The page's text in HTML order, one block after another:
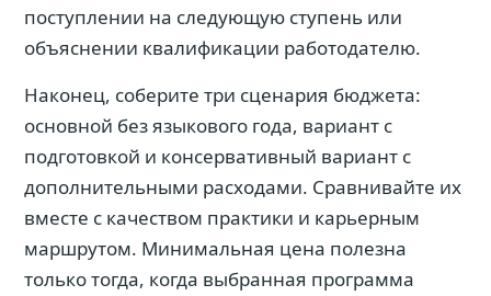
поступлении на следующую ступень или
объяснении квалификации работодателю.
Наконец, соберите три сценария бюджета:
основной без языкового года, вариант с
подготовкой и консервативный вариант с
дополнительными расходами. Сравнивайте их
вместе с качеством практики и карьерным
маршрутом. Минимальная цена полезна
только тогда, когда выбранная программа